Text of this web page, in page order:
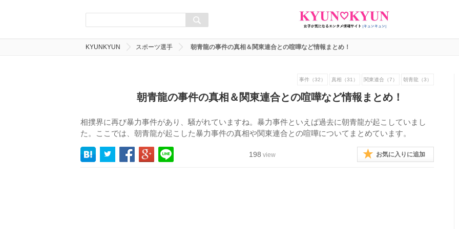
KYUNKYUN スポーツ選手 朝青龍の事件の真相＆関東連合との喧嘩など情報まとめ！
事件（32） 真相（31） 関東連合（7） 朝青龍（3）
朝青龍の事件の真相＆関東連合との喧嘩など情報まとめ！
相撲界に再び暴力事件があり、騒がれていますね。暴力事件といえば過去に朝青龍が起こしていまし
た。ここでは、朝青龍が起こした暴力事件の真相や関東連合との喧嘩についてまとめています。
198 view お気に入りに追加